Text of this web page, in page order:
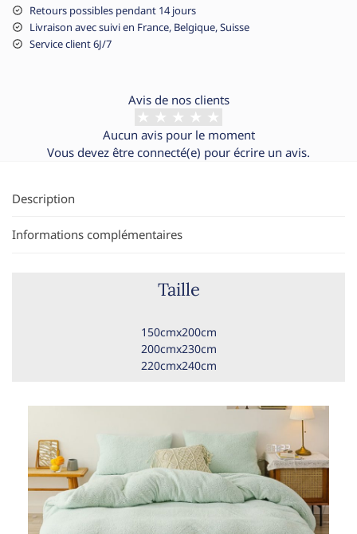
Retours possibles pendant 14 jours
Livraison avec suivi en France, Belgique, Suisse
Service client 6J/7
Avis de nos clients
Aucun avis pour le moment
Vous devez être connecté(e) pour écrire un avis.
Description
Informations complémentaires
Taille
150cmx200cm
200cmx230cm
220cmx240cm